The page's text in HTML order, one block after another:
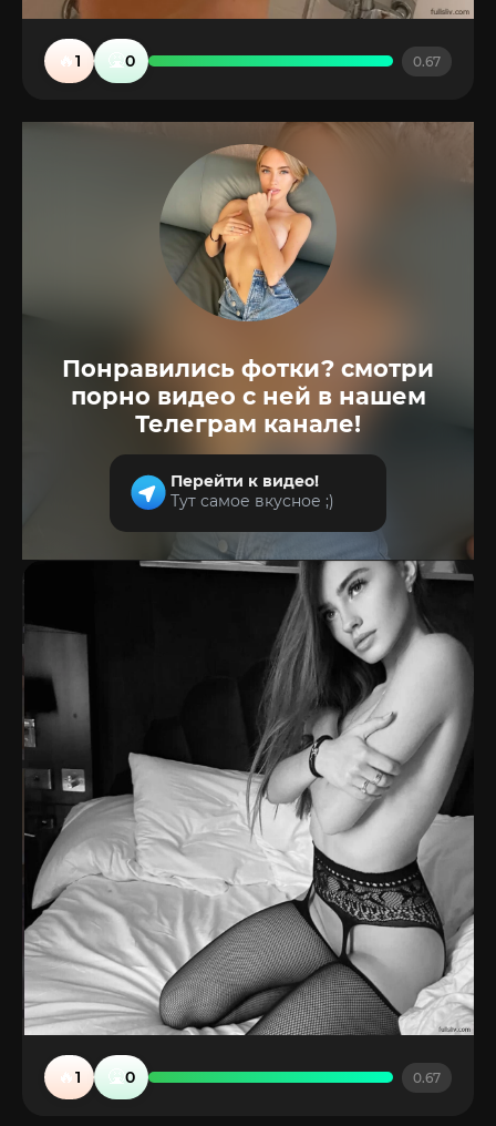
🔥1 🤮0 0.67
Понравились фотки? смотри
порно видео с ней в нашем
Телеграм канале!
Перейти к видео!
Тут самое вкусное ;)
🔥1 🤮0 0.67